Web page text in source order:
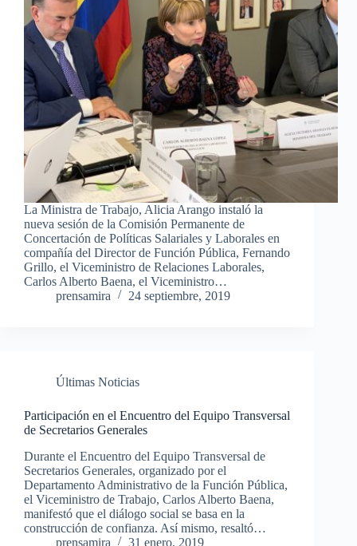
La Ministra de Trabajo, Alicia Arango instaló la
nueva sesión de la Comisión Permanente de
Concertación de Políticas Salariales y Laborales en
compañía del Director de Función Pública, Fernando
Grillo, el Viceministro de Relaciones Laborales,
Carlos Alberto Baena, el Viceministro…
prensamira
24 septiembre, 2019
Últimas Noticias
Participación en el Encuentro del Equipo Transversal
de Secretarios Generales
Durante el Encuentro del Equipo Transversal de
Secretarios Generales, organizado por el
Departamento Administrativo de la Función Pública,
el Viceministro de Trabajo, Carlos Alberto Baena,
manifestó que el diálogo social se basa en la
construcción de confianza. Así mismo, resaltó…
prensamira
31 enero, 2019